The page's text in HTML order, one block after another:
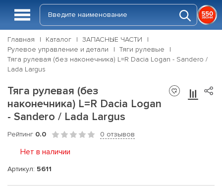
Главная Каталог
ЗАПАСНЫЕ ЧАСТИ
Рулевое управление и детали
Тяги рулевые
Тяга рулевая (без наконечника) L=R Dacia Logan - Sandero /
Lada Largus
Тяга рулевая (без
наконечника) L=R Dacia Logan
- Sandero / Lada Largus
Рейтинг 0.0 0 отзывов
Нет в наличии
Артикул: 5611